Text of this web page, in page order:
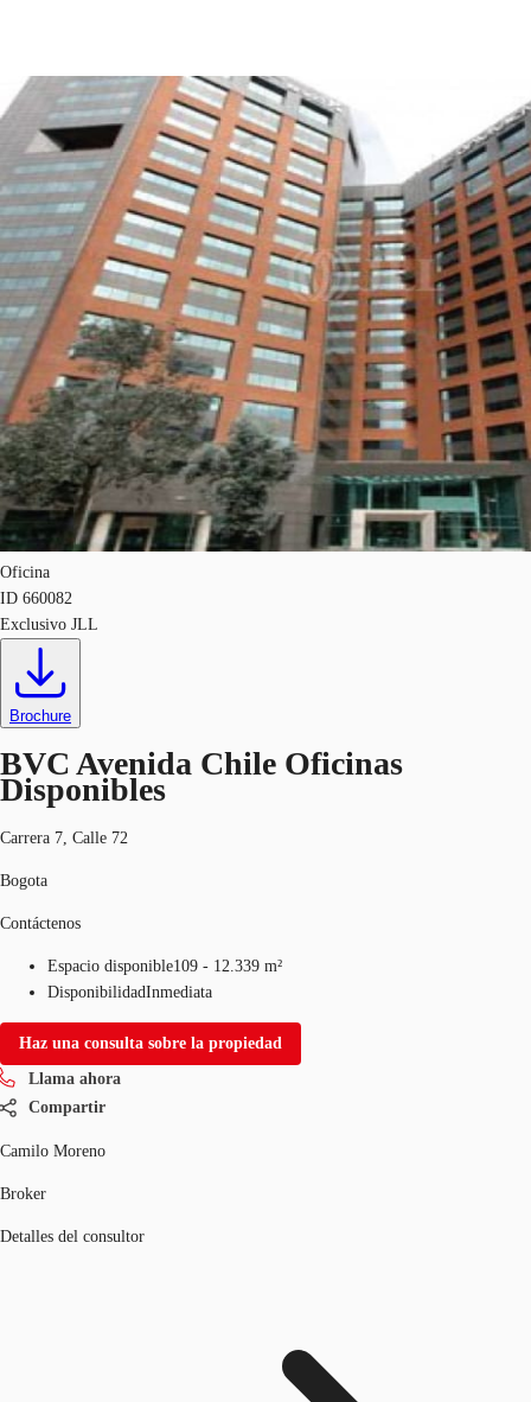
Nuestros Servicios
Noticias e Investigaciones
Favoritos
Llama ahora Contacto
Oficina
ID 660082
Exclusivo JLL
Brochure
BVC Avenida Chile Oficinas
Disponibles
Carrera 7, Calle 72
Bogota
Contáctenos
Espacio disponible109 - 12.339 m²
DisponibilidadInmediata
Haz una consulta sobre la propiedad
Llama ahora
Compartir
Camilo Moreno
Broker
Detalles del consultor